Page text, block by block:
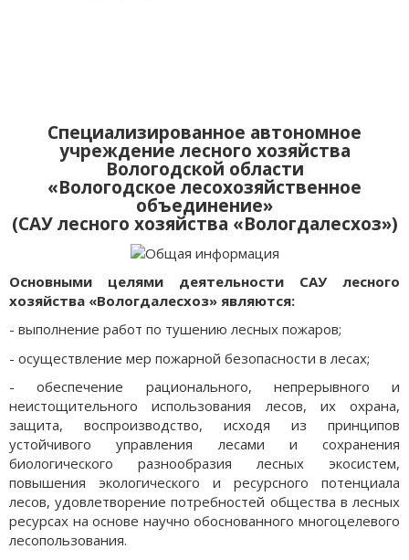
Специализированное автономное
учреждение лесного хозяйства
Вологодской области
«Вологодское лесохозяйственное
объединение»
(САУ лесного хозяйства «Вологдалесхоз»)
Основными целями деятельности САУ лесного
хозяйства «Вологдалесхоз» являются:
- выполнение работ по тушению лесных пожаров;
- осуществление мер пожарной безопасности в лесах;
- обеспечение рационального, непрерывного и
неистощительного использования лесов, их охрана,
защита, воспроизводство, исходя из принципов
устойчивого управления лесами и сохранения
биологического разнообразия лесных экосистем,
повышения экологического и ресурсного потенциала
лесов, удовлетворение потребностей общества в лесных
ресурсах на основе научно обоснованного многоцелевого
лесопользования.